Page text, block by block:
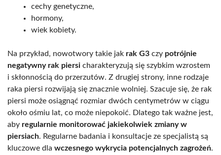
cechy genetyczne,
hormony,
wiek kobiety.
Na przykład, nowotwory takie jak rak G3 czy potrójnie
negatywny rak piersi charakteryzują się szybkim wzrostem
i skłonnością do przerzutów. Z drugiej strony, inne rodzaje
raka piersi rozwijają się znacznie wolniej. Szacuje się, że rak
piersi może osiągnąć rozmiar dwóch centymetrów w ciągu
około ośmiu lat, co może niepokoić. Dlatego tak ważne jest,
aby regularnie monitorować jakiekolwiek zmiany w
piersiach. Regularne badania i konsultacje ze specjalistą są
kluczowe dla wczesnego wykrycia potencjalnych zagrożeń.